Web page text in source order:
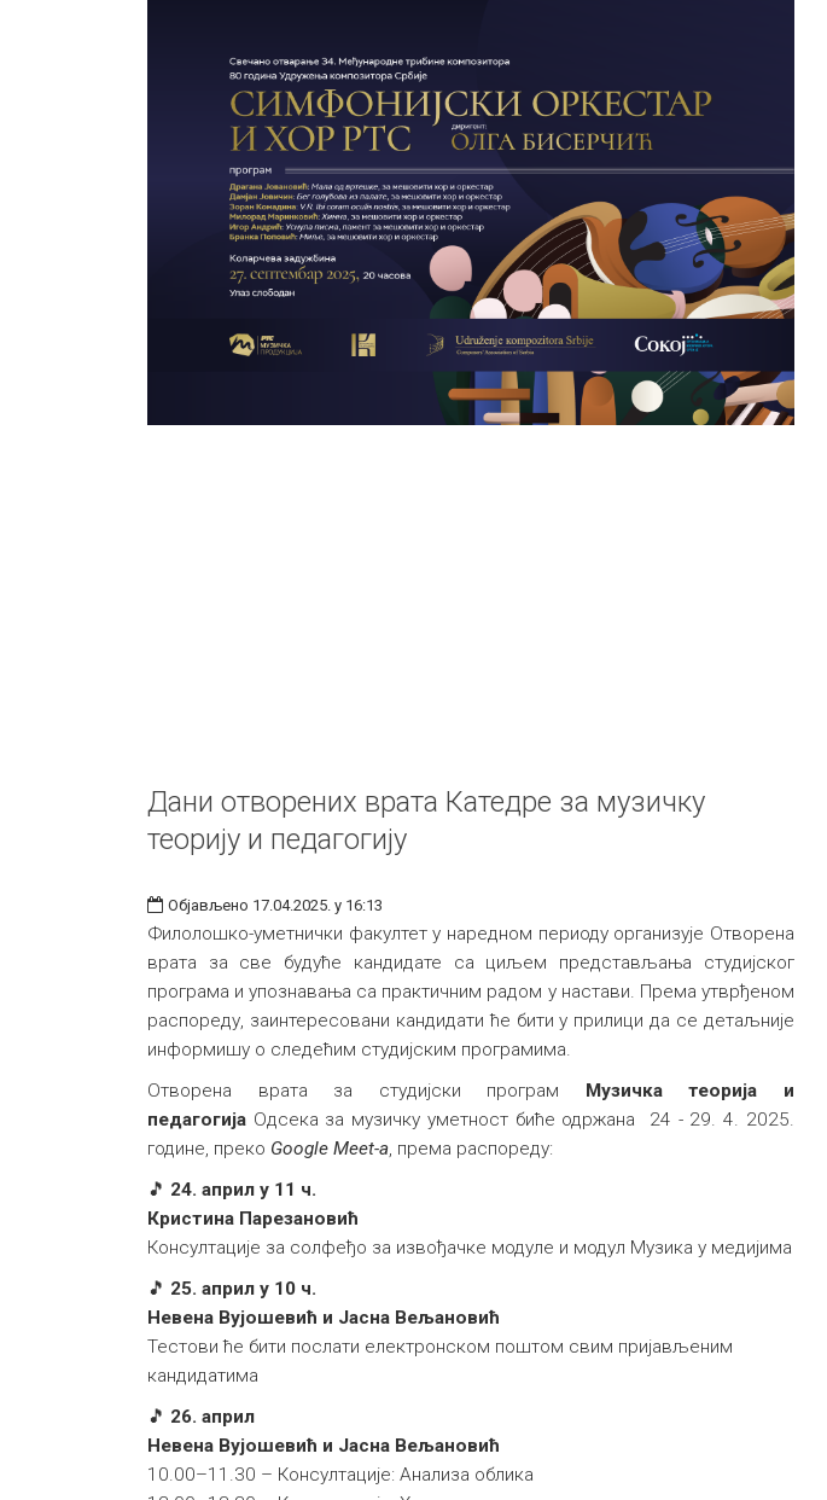
Дани отворених врата Катедре за музичку
теорију и педагогију
Објављено 17.04.2025. у 16:13
Филолошко-уметнички факултет у наредном периоду организује Отворена
врата за све будуће кандидате са циљем представљања студијског
програма и упознавања са практичним радом у настави. Према утврђеном
распореду, заинтересовани кандидати ће бити у прилици да се детаљније
информишу о следећим студијским програмима.
Отворена врата за студијски програм
Музичка теорија и
педагогија Одсека за музичку уметност биће одржана 24 - 29. 4. 2025.
године, преко Google Meet-a, према распореду:
🎵 24. април у 11 ч.
Кристина Парезановић
Консултације за солфеђо за извођачке модуле и модул Музика у медијима
🎵 25. април у 10 ч.
Невена Вујошевић и Јасна Вељановић
Тестови ће бити послати електронском поштом свим пријављеним
кандидатима
🎵 26. април
Невена Вујошевић и Јасна Вељановић
10.00–11.30 – Консултације: Анализа облика